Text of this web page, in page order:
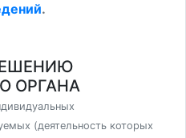
.
ОРГАНА
(деятельность которых